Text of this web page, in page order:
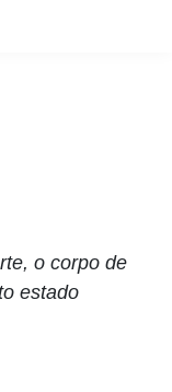
o corpo de
estado